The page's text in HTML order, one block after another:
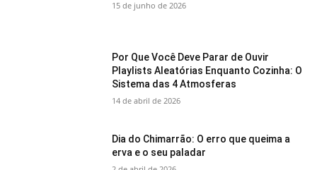
15 de junho de 2026
Por Que Você Deve Parar de Ouvir
Playlists Aleatórias Enquanto Cozinha: O
Sistema das 4 Atmosferas
14 de abril de 2026
Dia do Chimarrão: O erro que queima a
erva e o seu paladar